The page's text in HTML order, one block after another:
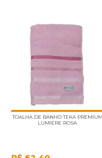
TOALHA DE BANHO TEKA PREMIUM
LUMIERE ROSA